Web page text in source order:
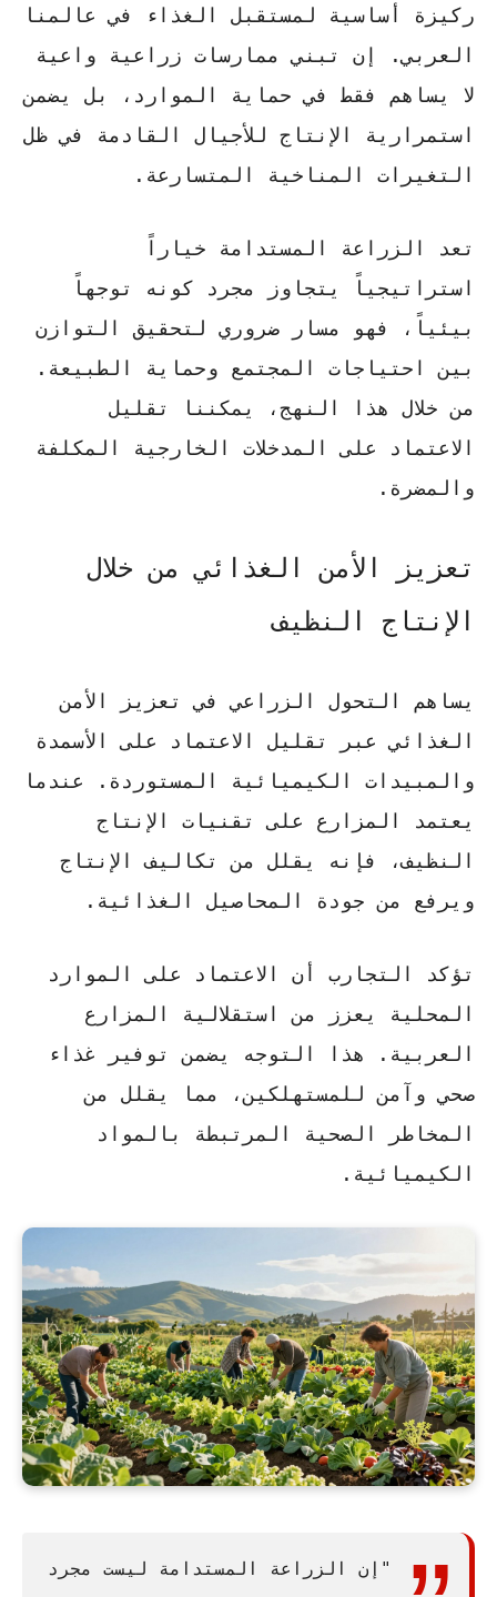
ركيزة أساسية لمستقبل الغذاء في عالمنا
العربي. إن تبني ممارسات زراعية واعية
لا يساهم فقط في حماية الموارد، بل يضمن
استمرارية الإنتاج للأجيال القادمة في ظل
التغيرات المناخية المتسارعة.
تعد الزراعة المستدامة خياراً
استراتيجياً يتجاوز مجرد كونه توجهاً
بيئياً، فهو مسار ضروري لتحقيق التوازن
بين احتياجات المجتمع وحماية الطبيعة.
من خلال هذا النهج، يمكننا تقليل
الاعتماد على المدخلات الخارجية المكلفة
والمضرة.
تعزيز الأمن الغذائي من خلال
الإنتاج النظيف
يساهم التحول الزراعيفي تعزيز الأمن
الغذائي عبر تقليل الاعتماد على الأسمدة
والمبيدات الكيميائية المستوردة. عندما
يعتمد المزارع على تقنيات الإنتاج
النظيف، فإنه يقلل من تكاليف الإنتاج
ويرفع من جودة المحاصيل الغذائية.
تؤكد التجارب أن الاعتماد على الموارد
المحلية يعزز من استقلالية المزارع
العربية. هذا التوجه يضمن توفير غذاء
صحي وآمن للمستهلكين، مما يقلل من
المخاطر الصحية المرتبطة بالمواد
الكيميائية.
"إن الزراعة المستدامة ليست مجرد